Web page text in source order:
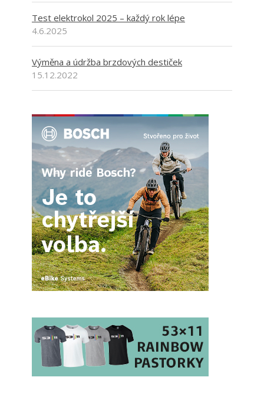
Test elektrokol 2025 – každý rok lépe
4.6.2025
Výměna a údržba brzdových destiček
15.12.2022